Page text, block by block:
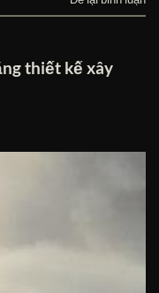
thiết kế xây